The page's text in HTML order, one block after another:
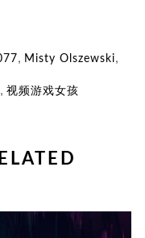
, Misty Olszewski,
, 视频游戏女孩